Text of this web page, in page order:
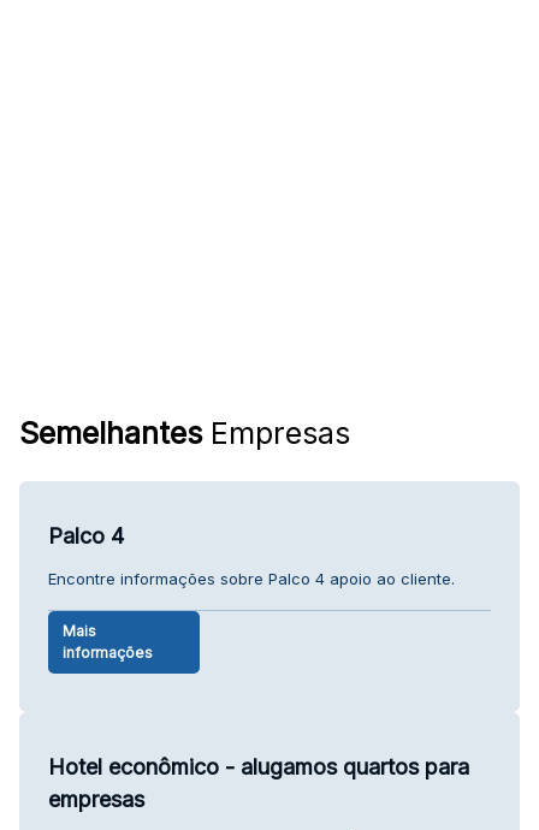
SemelhantesEmpresas
Palco 4
Encontre informações sobre Palco 4 apoio ao cliente.
Mais
informações
Hotel econômico - alugamos quartos para
empresas